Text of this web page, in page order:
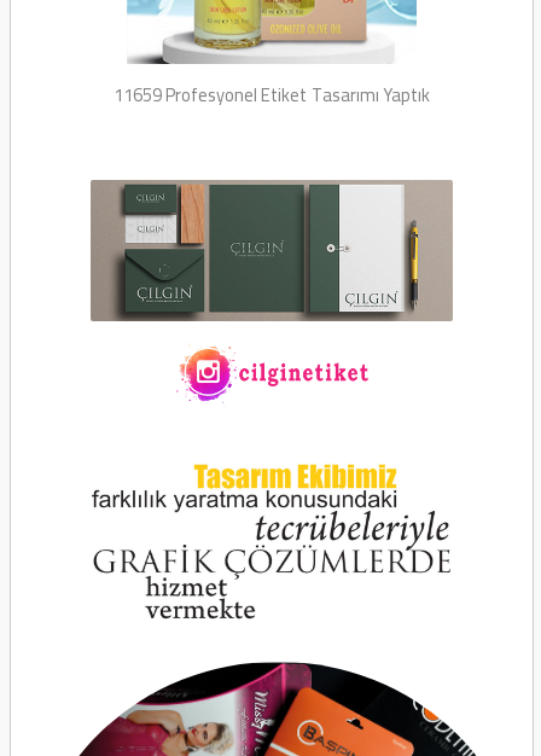
11659 Profesyonel Etiket Tasarımı Yaptık